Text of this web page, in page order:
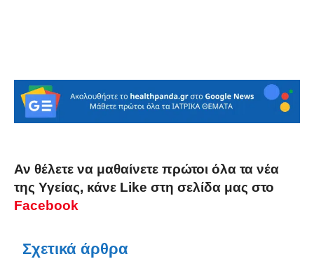
Αν θέλετε να μαθαίνετε πρώτοι όλα τα νέα
της Υγείας, κάνε Like στη σελίδα μας στο
Facebook
Σχετικά άρθρα